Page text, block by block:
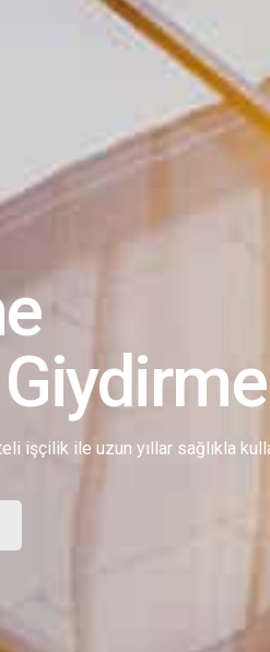
işçilik ile uzun yıllar sağlıkla